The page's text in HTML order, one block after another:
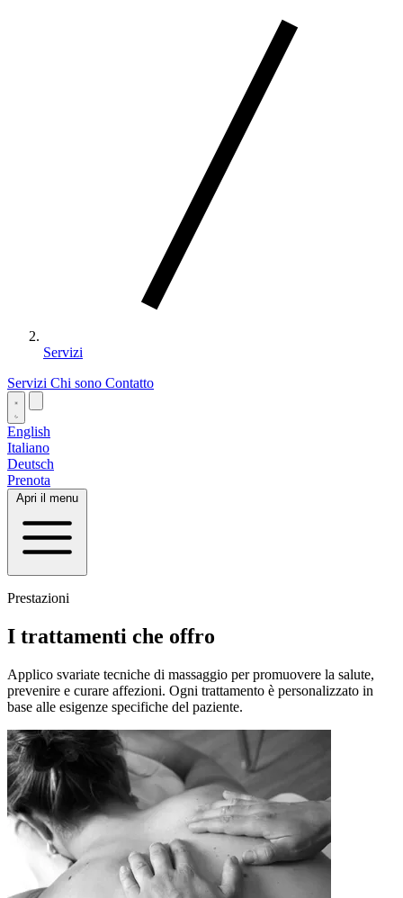
Servizi
Servizi Chi sono Contatto
English
Italiano
Deutsch
Prenota
Apri il menu
Prestazioni
I trattamenti che offro
Applico svariate tecniche di massaggio per promuovere la salute,
prevenire e curare affezioni. Ogni trattamento è personalizzato in
base alle esigenze specifiche del paziente.